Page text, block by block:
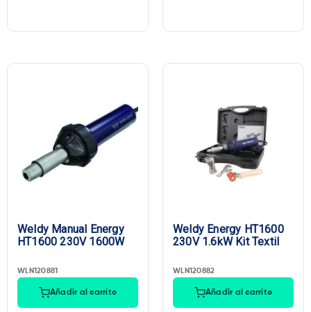
Weldy Manual Energy
HT1600 230V 1600W
WLN120881
Añadir al carrito
Weldy Energy HT1600
230V 1.6kW Kit Textil
WLN120882
Añadir al carrito